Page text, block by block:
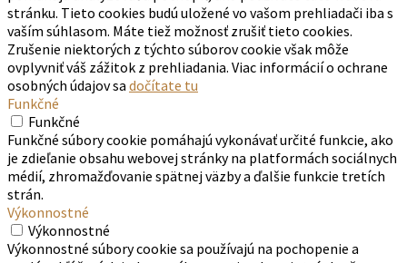
stránku. Tieto cookies budú uložené vo vašom prehliadači iba s
vaším súhlasom. Máte tiež možnosť zrušiť tieto cookies.
Zrušenie niektorých z týchto súborov cookie však môže
ovplyvniť váš zážitok z prehliadania. Viac informácií o ochrane
osobných údajov sa dočítate tu
Funkčné
Funkčné
Funkčné súbory cookie pomáhajú vykonávať určité funkcie, ako
je zdieľanie obsahu webovej stránky na platformách sociálnych
médií, zhromažďovanie spätnej väzby a ďalšie funkcie tretích
strán.
Výkonnostné
Výkonnostné
Výkonnostné súbory cookie sa používajú na pochopenie a